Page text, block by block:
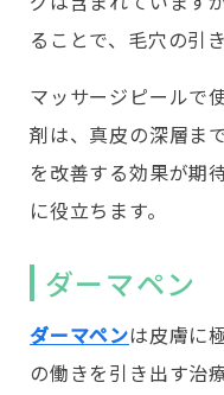
ることで、毛穴の引
マッサージピールで
剤は、真皮の深層ま
を改善する効果が期
に役立ちます。
ダーマペン
ダーマペンは皮膚に
の働きを引き出す治